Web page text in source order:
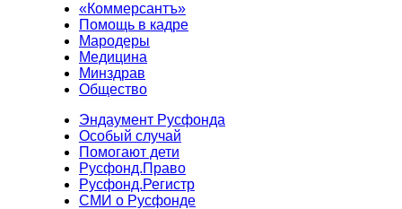
«Коммерсантъ»
Помощь в кадре
Мародеры
Медицина
Минздрав
Общество
Эндаумент Русфонда
Особый случай
Помогают дети
Русфонд.Право
Русфонд.Регистр
СМИ о Русфонде